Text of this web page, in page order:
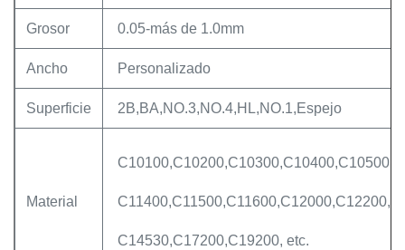
Grosor 0.05-más de 1.0mm
Ancho Personalizado
Superficie 2B,BA,NO.3,NO.4,HL,NO.1,Espejo
Material
C14530,C17200,C19200, etc.